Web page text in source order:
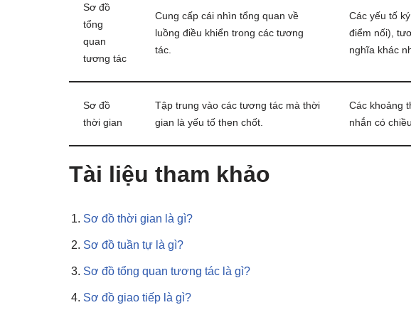
Sơ đồ
tổng
quan
tương tác
Cung cấp cái nhìn tổng quan về
luồng điều khiển trong các tương
tác.
Các yếu tố
điểm nối),
nghĩa khác
Sơ đồ
thời gian
Tập trung vào các tương tác mà thời
gian là yếu tố then chốt.
Các khoảng
nhắn có
Tài liệu tham khảo
Sơ đồ thời gian là gì?
Sơ đồ tuần tự là gì?
Sơ đồ tổng quan tương tác là gì?
Sơ đồ giao tiếp là gì?